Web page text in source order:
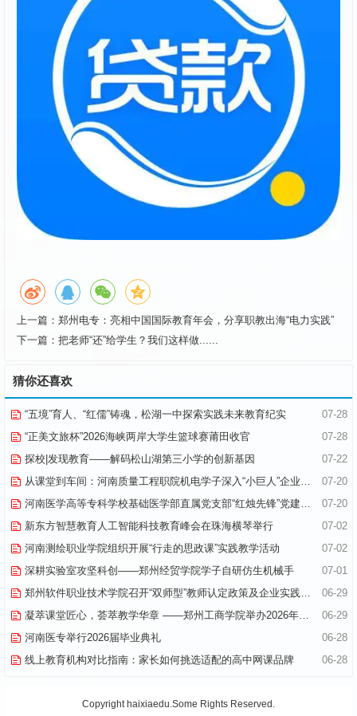
上一篇： 郑州电专：亮相中国国际教育年会，分享职教出海“电力实践”
下一篇： 把老师“还”给学生？我们这样做......
猜你还喜欢
07-28
“五境”育人、“红儒”铸魂，松湖一中探索实践未来教育纪实
07-28
“正美文旅杯”​2026海峡两岸大学生篮球赛莆田收官
07-22
探校|发现教育——解码松山湖第三小学的创新基因
07-20
从课堂到车间：河南质量工程职院机电学子深入“小巨人”企业，交出8份青春“智造”答卷
07-20
河南医学高等专科学校基础医学部直属党支部“红烛先锋”党建品牌创建纪实
07-02
新东方智慧教育人工智能科技教育峰会在珠海横琴举行
07-02
河南测绘职业学院组织开展“行走的思政课”实践教学活动
07-01
深耕实验室攻坚科创——郑州经贸学院学子自研仿生机械手
06-29
郑州软件职业技术学院召开“双师型”教师认定政策及企业实践专项解读会议
06-29
凝萃课堂匠心，荟萃教学华章 ——郑州工商学院举办2026年优秀教学材料展览会
06-28
河南医专举行2026届毕业典礼
06-28
线上教育机构对比指南：家长如何挑选适配的高中网课品牌
Copyright haixiaedu.Some Rights Reserved.